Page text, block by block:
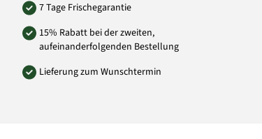
7 Tage Frischegarantie
15% Rabatt bei der zweiten,
aufeinanderfolgenden Bestellung
Lieferung zum Wunschtermin